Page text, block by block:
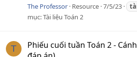
The Professor Resource 7/5/23
mục:Tài liệu Toán 2
T
Phiếu cuối tuần Toán 2 -